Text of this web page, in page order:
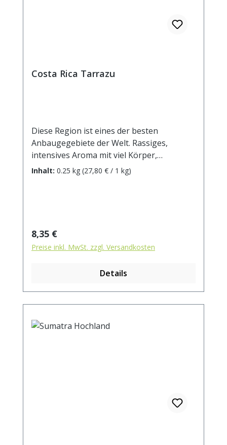
Costa Rica Tarrazu
Diese Region ist eines der besten
Anbaugegebiete der Welt. Rassiges,
intensives Aroma mit viel Körper,
Harmonie und feiner, ausgeprägter, aber
Inhalt: 0.25 kg (27,80 € / 1 kg)
Regulärer Preis:
8,35 €
Preise inkl. MwSt. zzgl. Versandkosten
Details